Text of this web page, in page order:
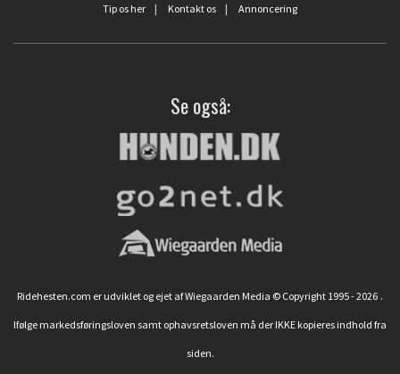
Tip os her | Kontakt os | Annoncering
Se også:
Ridehesten.com er udviklet og ejet af Wiegaarden Media © Copyright 1995 - 2026 .
Ifølge markedsføringsloven samt ophavsretsloven må der IKKE kopieres indhold fra
siden.